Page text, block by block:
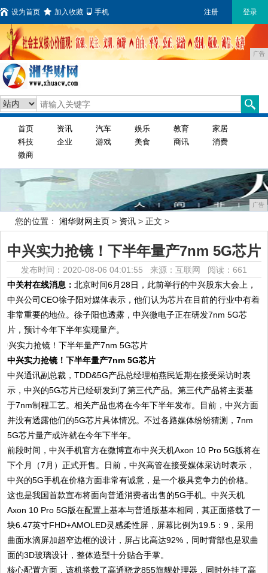
设为首页 加入收藏 手机 注册 登录
广告
首页 资讯 汽车 娱乐 教育
家居
科技
企业 游戏 美食 商讯
消费
微商
广告
您的位置： 湘华财网主页 > 资讯 > 正文 >
中兴实力抢镜！下半年量产7nm 5G芯片
发布时间：2020-08-06 04:01:55 来源：互联网 阅读：661
中关村在线消息：北京时间6月28日，此前举行的中兴股东大会上，
中兴公司CEO徐子阳对媒体表示，他们认为芯片在目前的行业中有着
非常重要的地位。徐子阳也透露，中兴微电子正在研发7nm 5G芯
片，预计今年下半年实现量产。
中兴实力抢镜！下半年量产7nm 5G芯片
中兴通讯副总裁，TDD&5G产品总经理柏燕民近期在接受采访时表
示，中兴的5G芯片已经研发到了第三代产品。第三代产品将主要基
于7nm制程工艺。相关产品也将在今年下半年发布。目前，中兴方面
并没有透露他们的5G芯片具体情况。不过各路媒体纷纷猜测，7nm
5G芯片量产或许就在今年下半年。
前段时间，中兴手机官方在微博宣布中兴天机Axon 10 Pro 5G版将在
下个月（7月）正式开售。日前，中兴高管在接受媒体采访时表示，
中兴的5G手机在价格方面非常有诚意，是一个极具竞争力的价格。
这也是我国首款宣布将面向普通消费者出售的5G手机。中兴天机
Axon 10 Pro 5G版在配置上基本与普通版基本相同，其正面搭载了一
块6.47英寸FHD+AMOLED灵感柔性屏，屏幕比例为19.5：9，采用
曲面水滴屏加超窄边框的设计，屏占比高达92%，同时背部也是双曲
面的3D玻璃设计，整体造型十分贴合手掌。
核心配置方面，该机搭载了高通骁龙855旗舰处理器，同时外挂了高